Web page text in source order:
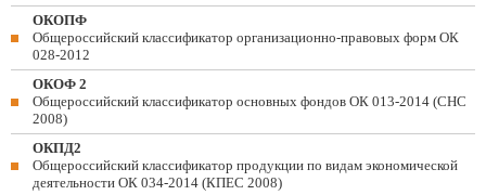
ОКОПФ
Общероссийский классификатор организационно-правовых форм ОК
028-2012
ОКОФ 2
Общероссийский классификатор основных фондов ОК 013-2014 (СНС
2008)
ОКПД2
Общероссийский классификатор продукции по видам экономической
деятельности ОК 034-2014 (КПЕС 2008)